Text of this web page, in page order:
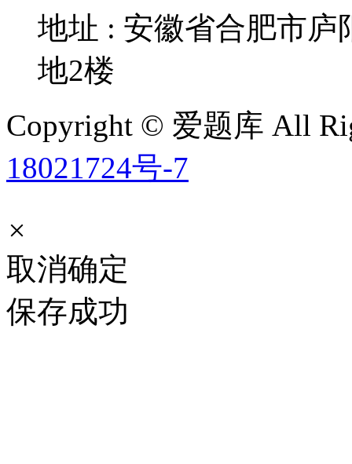
地址 : 安徽省合肥市
地2楼
Copyright © 爱题库 All
18021724号-7
×
取消确定
保存成功